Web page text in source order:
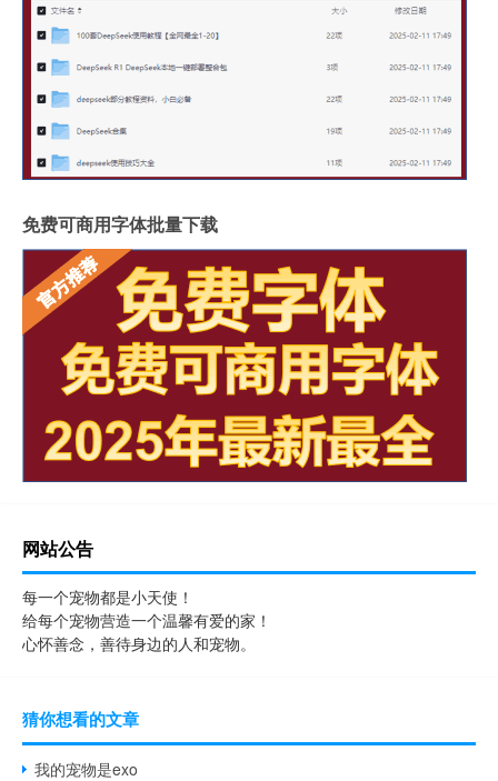
免费可商用字体批量下载
网站公告
每一个宠物都是小天使！
给每个宠物营造一个温馨有爱的家！
心怀善念，善待身边的人和宠物。
猜你想看的文章
我的宠物是exo